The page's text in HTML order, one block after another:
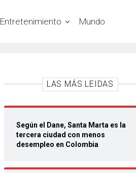
Entretenimiento Mundo
LAS MÁS LEIDAS
Según el Dane, Santa Marta es la
tercera ciudad con menos
desempleo en Colombia